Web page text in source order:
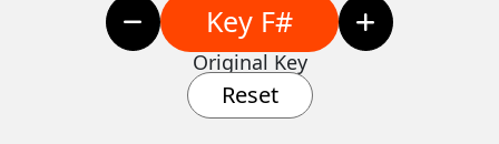
Key F#
Original Key
Reset